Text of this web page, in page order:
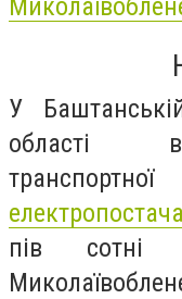
У
області
пів сотні